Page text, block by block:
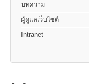
บทความ
ผู้ดูแลเว็บไซต์
Intranet